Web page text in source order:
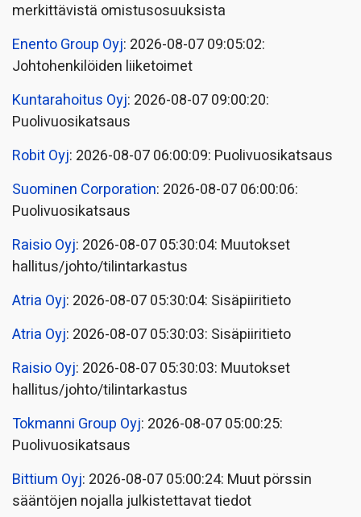
merkittävistä omistusosuuksista
Enento Group Oyj: 2026-08-07 09:05:02:
Johtohenkilöiden liiketoimet
Kuntarahoitus Oyj: 2026-08-07 09:00:20:
Puolivuosikatsaus
Robit Oyj: 2026-08-07 06:00:09: Puolivuosikatsaus
Suominen Corporation: 2026-08-07 06:00:06:
Puolivuosikatsaus
Raisio Oyj: 2026-08-07 05:30:04: Muutokset
hallitus/johto/tilintarkastus
Atria Oyj: 2026-08-07 05:30:04: Sisäpiiritieto
Atria Oyj: 2026-08-07 05:30:03: Sisäpiiritieto
Raisio Oyj: 2026-08-07 05:30:03: Muutokset
hallitus/johto/tilintarkastus
Tokmanni Group Oyj: 2026-08-07 05:00:25:
Puolivuosikatsaus
Bittium Oyj: 2026-08-07 05:00:24: Muut pörssin
sääntöjen nojalla julkistettavat tiedot